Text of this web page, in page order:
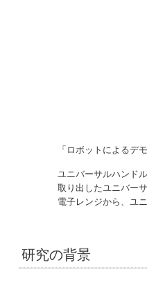
「ロボットによるデ
ユニバーサルハンド
取り出したユニバー
電子レンジから、ユ
研究の背景